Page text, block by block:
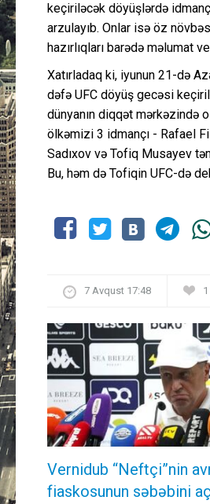
keçiriləcək döyüşlərdə
arzulayıb. Onlar isə öz
hazırlıqları barədə məlumat
Xatırladaq ki, iyunun 21-də
dəfə UFC döyüş gecəsi
dünyanın diqqət mərkəzində
ölkəmizi 3 idmançı - Rafael
Sadıxov və Tofiq Musayev
Bu, həm də Tofiqin UFC-də
7 Avqust 17:48
Vernidub “Neftçi”nin
fiaskosunun səbəbini